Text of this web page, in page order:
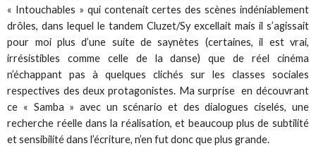
« Intouchables » qui contenait certes des scènes indéniablement
drôles, dans lequel le tandem Cluzet/Sy excellait mais il s’agissait
pour moi plus d’une suite de saynètes (certaines, il est vrai,
irrésistibles comme celle de la danse) que de réel cinéma
n’échappant pas à quelques clichés sur les classes sociales
respectives des deux protagonistes. Ma surprise en découvrant
ce « Samba » avec un scénario et des dialogues ciselés, une
recherche réelle dans la réalisation, et beaucoup plus de subtilité
et sensibilité dans l’écriture, n’en fut donc que plus grande.